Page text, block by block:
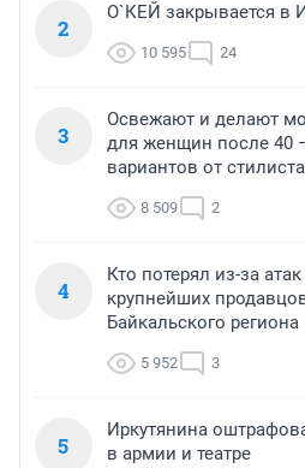
2
О`КЕЙ закрывается в
10 595 24
3
Освежают и делают
для женщин после 40
вариантов от стилиста
8 509 2
4
Кто потерял из-за
крупнейших
Байкальского региона
5 952 3
5
Иркутянина
в армии и театре